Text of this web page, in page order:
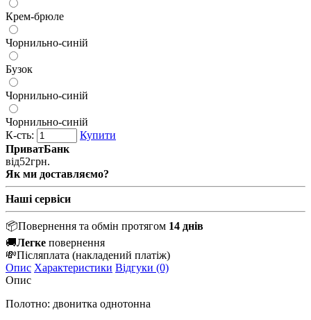
Крем-брюле
Чорнильно-синій
Бузок
Чорнильно-синій
Чорнильно-синій
К-сть:
Купити
ПриватБанк
від52грн.
Як ми доставляємо?
Наші сервіси
📦Повернення та обмін протягом 14 днів
🚚Легке повернення
💸Післяплата (накладений платіж)
Опис Характеристики Відгуки (0)
Опис
Полотно: двонитка однотонна